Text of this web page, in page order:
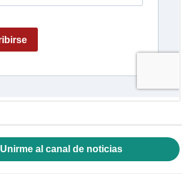
Unirme al canal de noticias